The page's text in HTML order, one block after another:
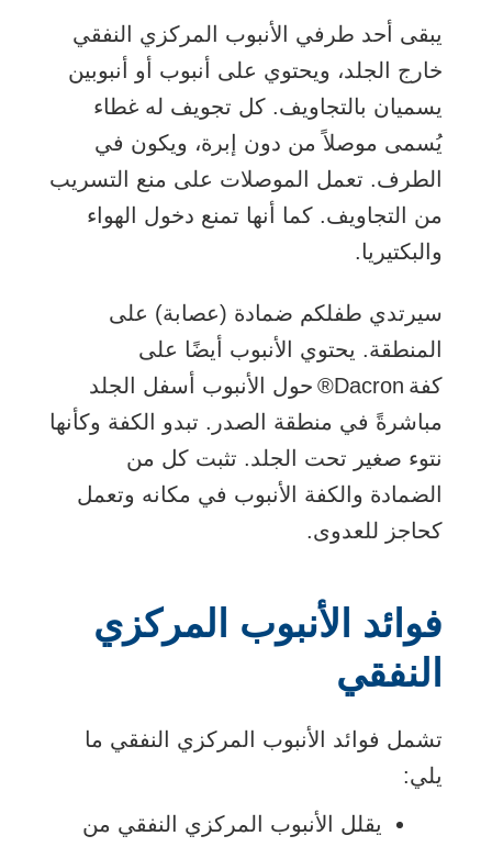
يبقى أحد طرفي الأنبوب المركزي النفقي
خارج الجلد، ويحتوي على أنبوب أو أنبوبين
يسميان بالتجاويف. كل تجويف له غطاء
يُسمى موصلاً من دون إبرة، ويكون في
الطرف. تعمل الموصلات على منع التسريب
من التجاويف. كما أنها تمنع دخول الهواء
والبكتيريا.
سيرتدي طفلكم ضمادة (عصابة) على
المنطقة. يحتوي الأنبوب أيضًا على
كفة Dacron® حول الأنبوب أسفل الجلد
مباشرةً في منطقة الصدر. تبدو الكفة وكأنها
نتوء صغير تحت الجلد. تثبت كل من
الضمادة والكفة الأنبوب في مكانه وتعمل
كحاجز للعدوى.
فوائد الأنبوب المركزي
النفقي
تشمل فوائد الأنبوب المركزي النفقي ما
يلي:
يقلل الأنبوب المركزي النفقي من